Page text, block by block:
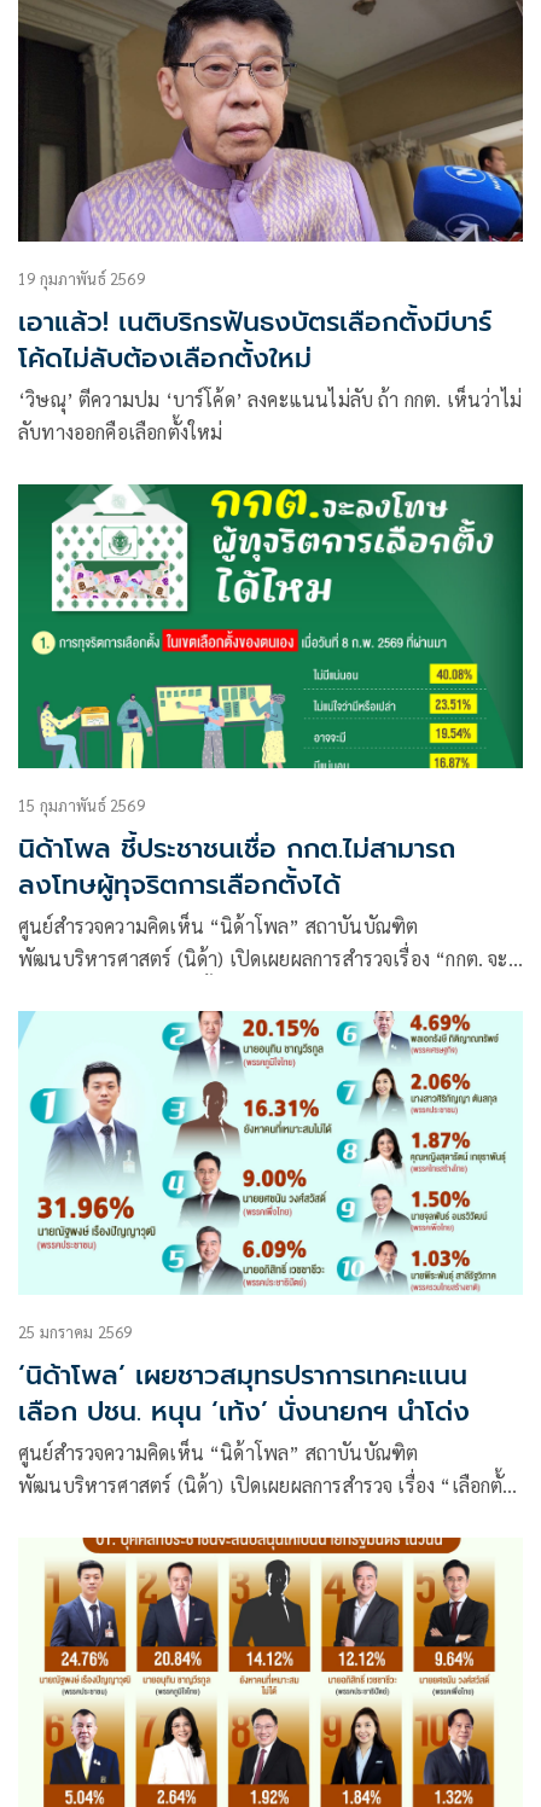
19 กุมภาพันธ์ 2569
เอาแล้ว! เนติบริกรฟันธงบัตรเลือกตั้งมีบาร์
โค้ดไม่ลับต้องเลือกตั้งใหม่
‘วิษณุ’ ตีความปม ‘บาร์โค้ด’ ลงคะแนนไม่ลับ ถ้า กกต. เห็นว่าไม่
ลับทางออกคือเลือกตั้งใหม่
15 กุมภาพันธ์ 2569
นิด้าโพล ชี้ประชาชนเชื่อ กกต.ไม่สามารถ
ลงโทษผู้ทุจริตการเลือกตั้งได้
ศูนย์สำรวจความคิดเห็น “นิด้าโพล” สถาบันบัณฑิต
พัฒนบริหารศาสตร์ (นิด้า) เปิดเผยผลการสำรวจเรื่อง “กกต. จะ
11-12 กุมภาพันธ์ 2569
25 มกราคม 2569
‘นิด้าโพล’ เผยชาวสมุทรปราการเทคะแนน
เลือก ปชน. หนุน ‘เท้ง’ นั่งนายกฯ นำโด่ง
ศูนย์สำรวจความคิดเห็น “นิด้าโพล” สถาบันบัณฑิต
พัฒนบริหารศาสตร์ (นิด้า) เปิดเผยผลการสำรวจ เรื่อง “เลือกตั้ง
มกราคม 2569